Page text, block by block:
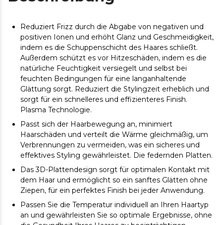
Reduziert Frizz durch die Abgabe von negativen und
positiven Ionen und erhöht Glanz und Geschmeidigkeit,
indem es die Schuppenschicht des Haares schließt.
Außerdem schützt es vor Hitzeschäden, indem es die
natürliche Feuchtigkeit versiegelt und selbst bei
feuchten Bedingungen für eine langanhaltende
Glättung sorgt. Reduziert die Stylingzeit erheblich und
sorgt für ein schnelleres und effizienteres Finish.
Plasma Technologie.
Passt sich der Haarbewegung an, minimiert
Haarschäden und verteilt die Wärme gleichmäßig, um
Verbrennungen zu vermeiden, was ein sicheres und
effektives Styling gewährleistet. Die federnden Platten.
Das 3D-Plattendesign sorgt für optimalen Kontakt mit
dem Haar und ermöglicht so ein sanftes Glätten ohne
Ziepen, für ein perfektes Finish bei jeder Anwendung.
Passen Sie die Temperatur individuell an Ihren Haartyp
an und gewährleisten Sie so optimale Ergebnisse, ohne